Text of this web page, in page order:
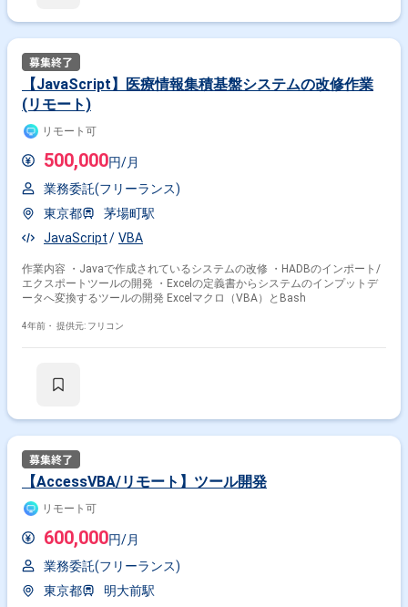
【JavaScript】医療情報集積基盤システムの改修作業
(リモート)
リモート可
500,000円/月
業務委託(フリーランス)
東京都
茅場町駅
JavaScript
VBA
作業内容 ・Javaで作成されているシステムの改修 ・HADBのインポート/
エクスポートツールの開発 ・Excelの定義書からシステムのインプットデ
ータへ変換するツールの開発 Excelマクロ（VBA）とBash
4年前・ 提供元: フリコン
【AccessVBA/リモート】ツール開発
リモート可
600,000円/月
業務委託(フリーランス)
東京都
明大前駅